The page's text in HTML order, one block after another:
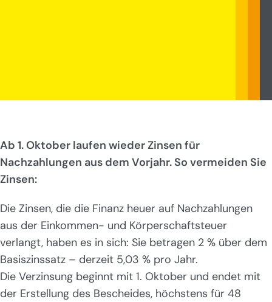
Ab 1. Oktober laufen wieder Zinsen für
Nachzahlungen aus dem Vorjahr. So vermeiden Sie
Zinsen:
Die Zinsen, die die Finanz heuer auf Nachzahlungen
aus der Einkommen- und Körperschaftsteuer
verlangt, haben es in sich: Sie betragen 2 % über dem
Basiszinssatz – derzeit 5,03 % pro Jahr.
Die Verzinsung beginnt mit 1. Oktober und endet mit
der Erstellung des Bescheides, höchstens für 48